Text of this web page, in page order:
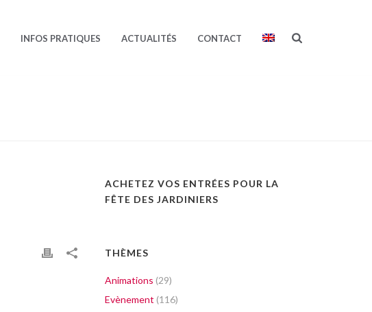
INFOS PRATIQUES ACTUALITÉS CONTACT
ACHETEZ VOS ENTRÉES POUR LA
FÊTE DES JARDINIERS
THÈMES
Animations (29)
Evènement (116)